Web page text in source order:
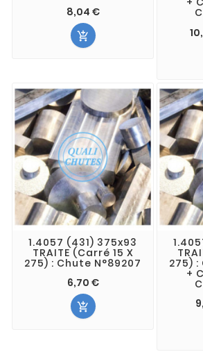
8,04 €

1.4057 (431) 375x93
TRAITE (Carré 15 X
275) : Chute N°89207
6,70 €

275) :
+